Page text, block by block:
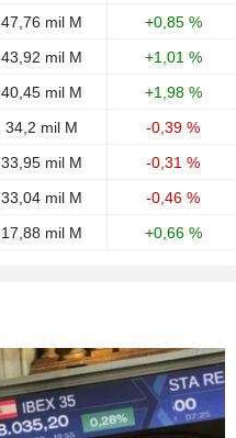
47,76 mil M
+0,85 %
43,92 mil M
+1,01 %
40,45 mil M
+1,98 %
34,2 mil M
-0,39 %
33,95 mil M
-0,31 %
33,04 mil M
-0,46 %
17,88 mil M +0,66 %